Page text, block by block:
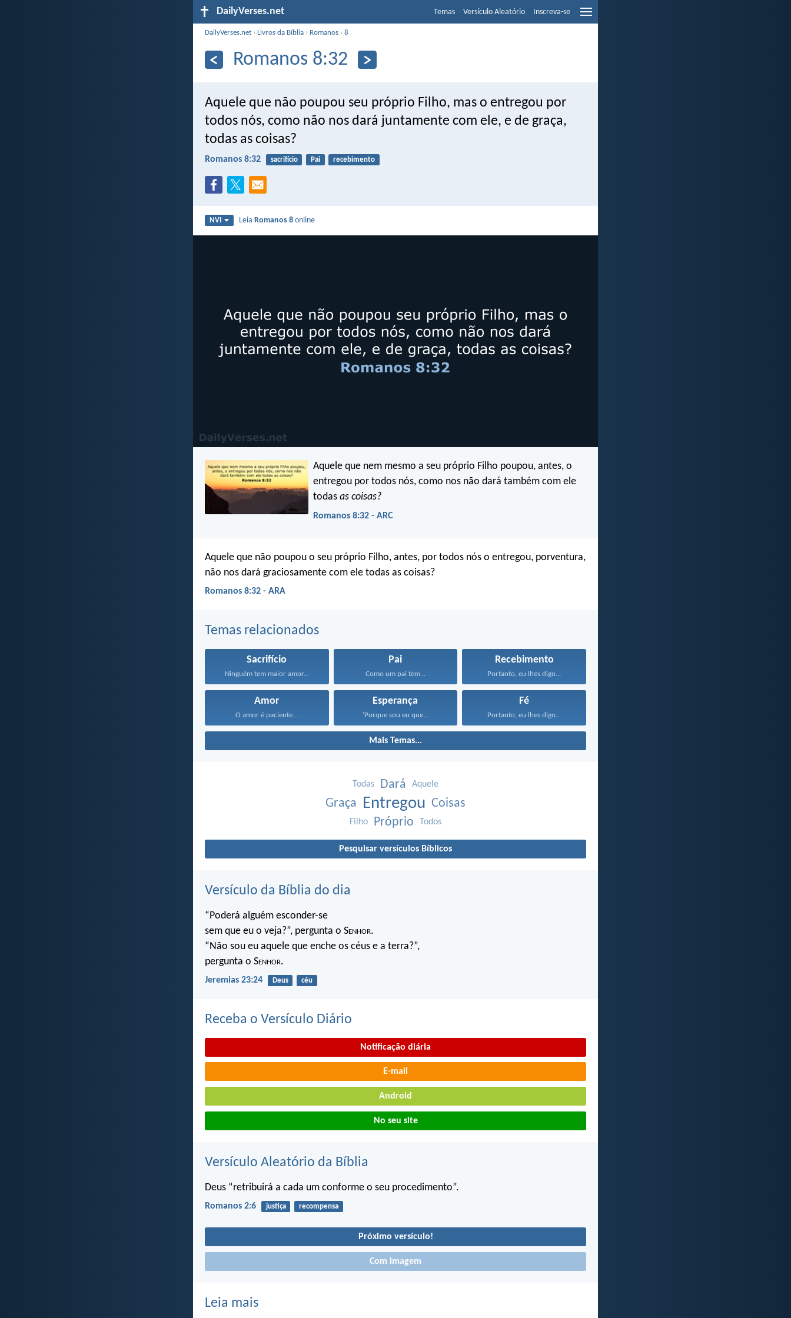
DailyVerses.net Temas Versículo Aleatório Inscreva-se
DailyVerses.net ›Livros da Bíblia › Romanos ›8
Romanos 8:32
Aquele que não poupou seu próprio Filho, mas o entregou por
todos nós, como não nos dará juntamente com ele, e de graça,
todas as coisas?
Romanos 8:32 sacrifício Pai recebimento
NVI LeiaRomanos 8 online
Aquele que nem mesmo a seu próprio Filho poupou, antes, o
entregou por todos nós, como nos não dará também com ele
todas as coisas?
Romanos 8:32 - ARC
Aquele que não poupou o seu próprio Filho, antes, por todos nós o entregou, porventura,
não nos dará graciosamente com ele todas as coisas?
Romanos 8:32 - ARA
Temas relacionados
Sacrifício
Ninguém tem maior amor...
Pai
Como um pai tem...
Recebimento
Portanto, eu lhes digo...
Amor
O amor é paciente...
Esperança
‘Porque sou eu que...
Fé
Portanto, eu lhes digo...
Mais Temas...
Todas Dará Aquele
Graça Entregou Coisas
Filho Próprio Todos
Pesquisar versículos Bíblicos
Versículo da Bíblia do dia
“Poderá alguém esconder-se
sem que eu o veja?”, pergunta o Senhor.
“Não sou eu aquele que enche os céus e a terra?”,
pergunta o Senhor.
Jeremias 23:24 Deus céu
Receba o Versículo Diário
Notificação diária
E-mail
Android
No seu site
Versículo Aleatório da Bíblia
Deus “retribuirá a cada um conforme o seu procedimento”.
Romanos 2:6 justiça recompensa
Próximo versículo!
Com imagem
Leia mais